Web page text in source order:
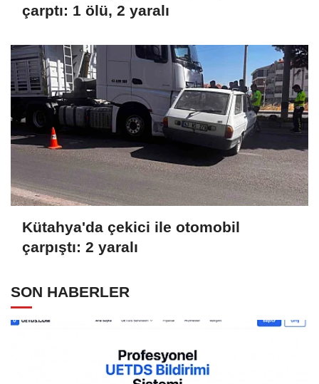
çarptı: 1 ölü, 2 yaralı
Kütahya'da çekici ile otomobil
çarpıştı: 2 yaralı
SON HABERLER